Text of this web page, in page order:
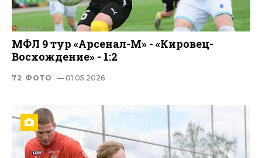
МФЛ 9 тур «Арсенал-М» - «Кировец-
Восхождение» - 1:2
72 ФОТО — 01.05.2026